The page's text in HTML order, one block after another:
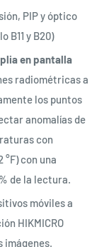
PIP y óptico
B11 y B20)
en pantalla
radiométricas a
los puntos
anomalías de
con
°F) con una
de la lectura.
móviles a
HIKMICRO
imágenes.